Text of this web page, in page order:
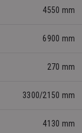
4550 mm
6900 mm
270 mm
3300/2150 mm
4130 mm